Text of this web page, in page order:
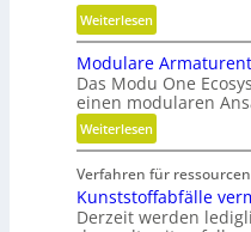
i
b
i
l
i
t
t
,
Weiterlesen:
K
u
g
e
l
g
e
w
i
Modulare
Das Modu One
einen modularen
Weiterlesen:
M
o
d
u
Verfahren für
Kunststoffabfälle
Derzeit werden